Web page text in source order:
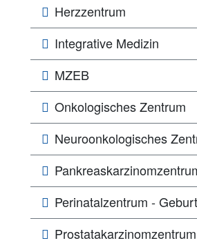
Herzzentrum
Integrative Medizin
MZEB
Onkologisches Zentrum
Neuroonkologisches
Perinatalzentrum -
Prostatakarzinomzentrum